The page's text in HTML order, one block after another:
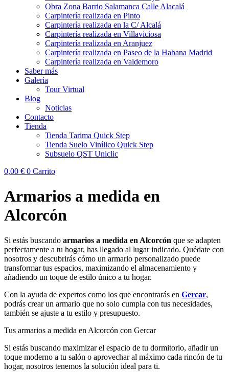
Obra Zona Barrio Salamanca Calle Alacalá
Carpintería realizada en Pinto
Carpintería realizada en la C/ Alcalá
Carpintería realizada en Villaviciosa
Carpintería realizada en Aranjuez
Carpintería realizada en Paseo de la Habana Madrid
Carpintería realizada en Valdemoro
Saber más
Galería
Tour Virtual
Blog
Noticias
Contacto
Tienda
Tienda Tarima Quick Step
Tienda Suelo Vinílico Quick Step
Subsuelo QST Uniclic
0,00 € 0 Carrito
Armarios a medida en
Alcorcón
Si estás buscando armarios a medida en Alcorcón que se adapten
perfectamente a tu hogar, has llegado al lugar indicado. Quédate con
nosotros y descubrirás cómo un armario personalizado puede
transformar tus espacios, maximizando el almacenamiento y
añadiendo un toque de estilo único a tu hogar.
Con la ayuda de expertos como los que encontrarás en Gercar,
podrás crear un armario que no solo cumpla con tus necesidades,
también se ajuste a tu estilo y presupuesto.
Tus armarios a medida en Alcorcón con Gercar
Si estás buscando maximizar el espacio de tu dormitorio, añadir un
toque moderno a tu salón o aprovechar al máximo cada rincón de tu
hogar, nosotros tenemos la solución ideal para ti.